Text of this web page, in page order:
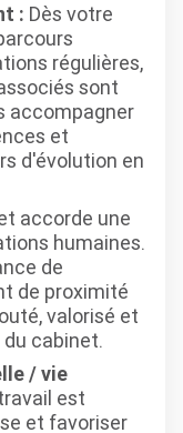
: Dès votre
régulières,
sont
accompagner
et
d'évolution en
accorde une
humaines.
de
de proximité
valorisé et
cabinet.
/ vie
est
et favoriser